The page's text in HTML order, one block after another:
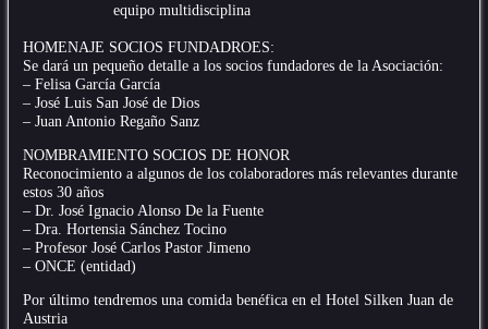
equipo multidisciplina
HOMENAJE SOCIOS FUNDADROES:
Se dará un pequeño detalle a los socios fundadores de la Asociación:
– Felisa García García
– José Luis San José de Dios
– Juan Antonio Regaño Sanz
NOMBRAMIENTO SOCIOS DE HONOR
Reconocimiento a algunos de los colaboradores más relevantes durante
estos 30 años
– Dr. José Ignacio Alonso De la Fuente
– Dra. Hortensia Sánchez Tocino
– Profesor José Carlos Pastor Jimeno
– ONCE (entidad)
Por último tendremos una comida benéfica en el Hotel Silken Juan de
Austria